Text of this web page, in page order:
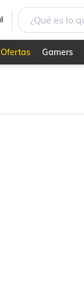
Ofertas Gamers